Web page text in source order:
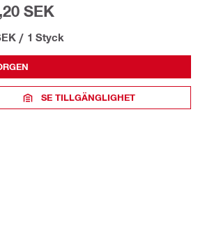
SEK
/ 1 Styck
SE TILLGÄNGLIGHET